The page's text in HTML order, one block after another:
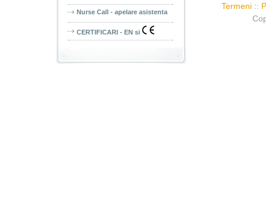
Nurse Call - apelare asistenta
CERTIFICARI - EN si
Termeni ::